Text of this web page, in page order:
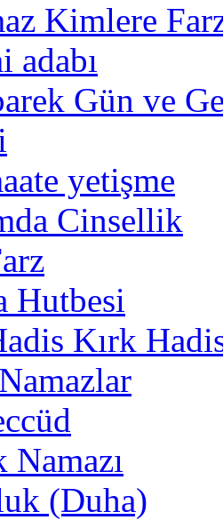
Kimlere
adabı
Gün ve
yetişme
Cinsellik
Hutbesi
Kırk
Namazı
(Duha)